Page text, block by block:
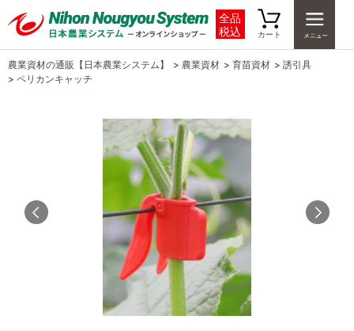
全品
税込
カート
農業資材の通販【日本農業システム】 > 農業資材 > 育苗資材 > 誘引具
> ペリカンキャッチ